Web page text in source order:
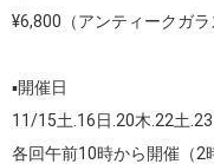
¥6,800（アンティークガラ
▪︎開催日
11/15土.16日.20木.22土
各回午前10時から開催（2